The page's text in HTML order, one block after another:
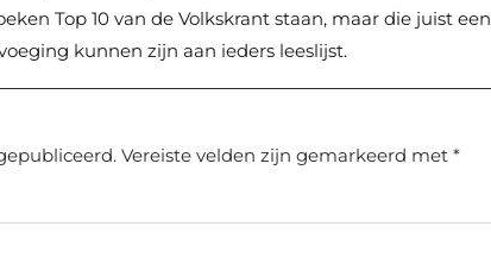
Top 10 van de Volkskrant staan, maar die juist een
kunnen zijn aan ieders leeslijst.
Vereiste velden zijn gemarkeerd met*